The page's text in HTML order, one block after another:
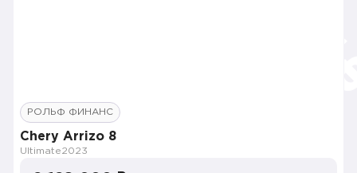
РОЛЬФ ФИНАНС
Chery Arrizo 8
Ultimate2023